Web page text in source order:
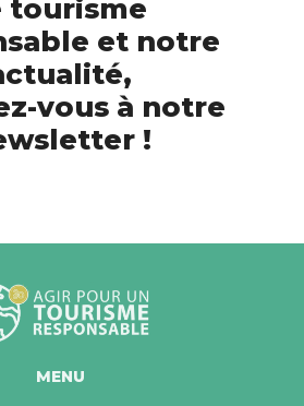
tourisme
et notre
vous à notre
!
MENU